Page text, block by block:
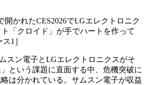
開かれたCES2026でLGエレクトロニク
「クロイド」が手でハートを作って
1］
スン電子とLGエレクトロニクスがそ
という課題に直面する中、危機突破に
は分かれている。サムスン電子が収益